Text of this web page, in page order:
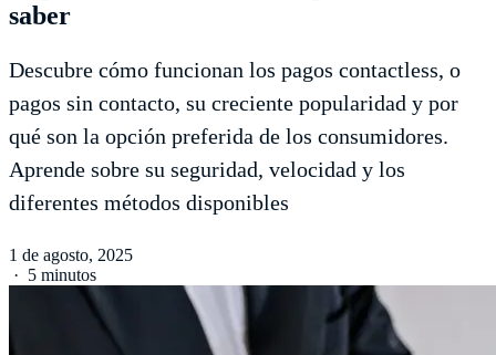
saber
Descubre cómo funcionan los pagos contactless, o
pagos sin contacto, su creciente popularidad y por
qué son la opción preferida de los consumidores.
Aprende sobre su seguridad, velocidad y los
diferentes métodos disponibles
1 de agosto, 2025
· 5 minutos